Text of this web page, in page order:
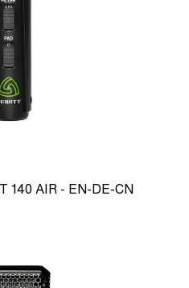
140 AIR - EN-DE-CN